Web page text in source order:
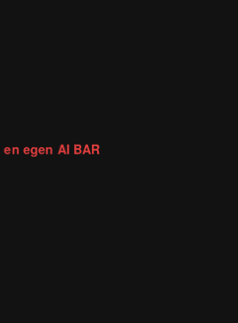
egen AI BAR